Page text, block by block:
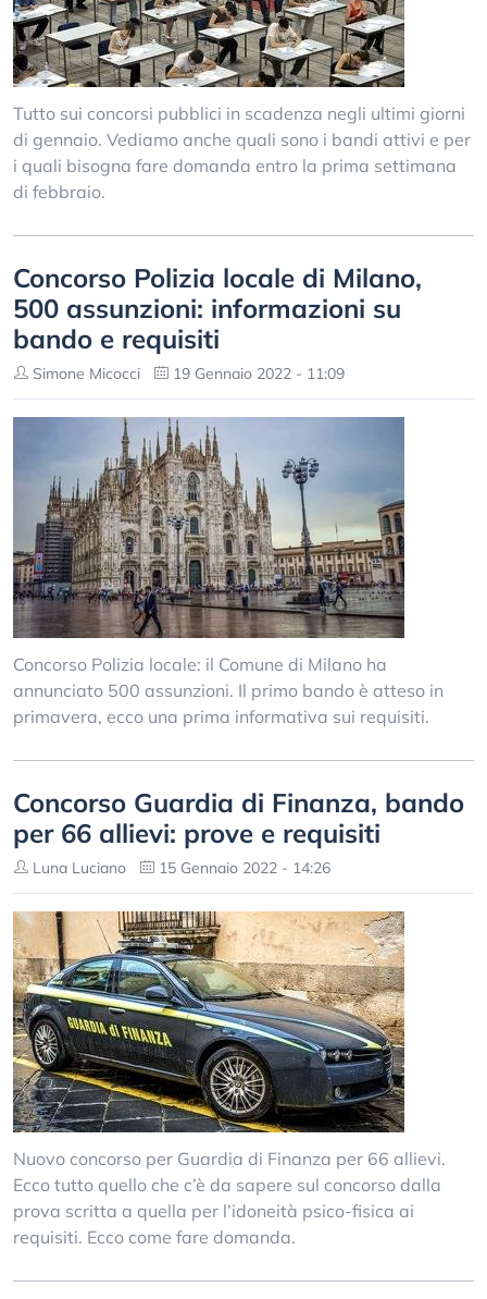
Tutto sui concorsi pubblici in scadenza negli ultimi giorni
di gennaio. Vediamo anche quali sono i bandi attivi e per
i quali bisogna fare domanda entro la prima settimana
di febbraio.
Concorso Polizia locale di Milano,
500 assunzioni: informazioni su
bando e requisiti
Simone Micocci 19 Gennaio 2022 - 11:09
Concorso Polizia locale: il Comune di Milano ha
annunciato 500 assunzioni. Il primo bando è atteso in
primavera, ecco una prima informativa sui requisiti.
Concorso Guardia di Finanza, bando
per 66 allievi: prove e requisiti
Luna Luciano 15 Gennaio 2022 - 14:26
Nuovo concorso per Guardia di Finanza per 66 allievi.
Ecco tutto quello che c’è da sapere sul concorso dalla
prova scritta a quella per l’idoneità psico-fisica ai
requisiti. Ecco come fare domanda.